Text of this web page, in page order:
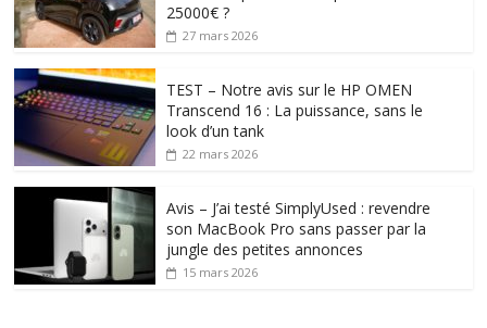
25000€ ?
27 mars 2026
TEST – Notre avis sur le HP OMEN
Transcend 16 : La puissance, sans le
look d’un tank
22 mars 2026
Avis – J’ai testé SimplyUsed : revendre
son MacBook Pro sans passer par la
jungle des petites annonces
15 mars 2026